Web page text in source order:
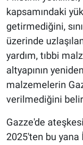
kapsamındaki
getirmediğini,
üzerinde
yardım, tıbbi
altyapının
malzemelerin
verilmediğini
Gazze'de
2025'ten bu yana